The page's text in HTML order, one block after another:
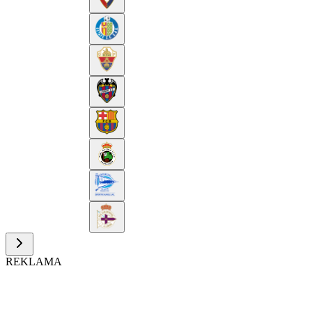
REKLAMA